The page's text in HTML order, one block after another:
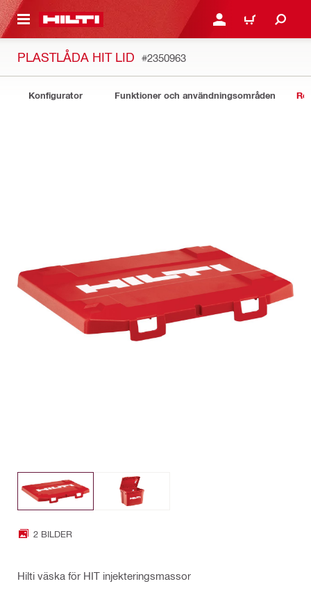
GÅ TILL HUVUDSIDAN LOGGA IN ELLER
VARUKORG
PLASTLÅDA HIT LID #2350963
Konfigurator Funktioner och användningsområden
2 BILDER
Hilti väska för HIT injekteringsmassor